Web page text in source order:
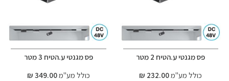
פס מגנטי ע.הטיח 2 מטר
כולל מע"מ232.00 ₪
פס מגנטי ע.הטיח 3 מטר
כולל מע"מ349.00 ₪